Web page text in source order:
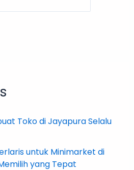
Toko di Jayapura Selalu
untuk Minimarket di
yang Tepat